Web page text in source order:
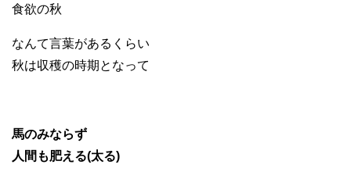
食欲の秋
なんて言葉があるくらい
秋は収穫の時期となって
馬のみならず
人間も肥える(太る)